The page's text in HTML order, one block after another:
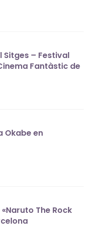
Sitges – Festival
Fantàstic de
Okabe en
The Rock